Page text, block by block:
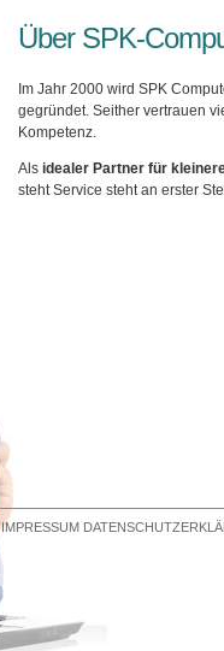
Über SPK-
Im Jahr 2000 wird SPK
gegründet. Seither vertrauen
Kompetenz.
Als idealer Partner für
steht Service steht an erster
IMPRESSUM